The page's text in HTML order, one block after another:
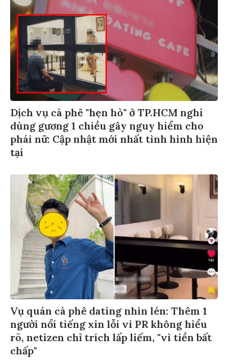
Dịch vụ cà phê "hẹn hò" ở TP.HCM nghi
dùng gương 1 chiều gây nguy hiểm cho
phái nữ: Cập nhật mới nhất tình hình hiện
tại
Vụ quán cà phê dating nhìn lén: Thêm 1
người nổi tiếng xin lỗi vì PR không hiểu
rõ, netizen chỉ trích lấp liếm, "vì tiền bất
chấp"